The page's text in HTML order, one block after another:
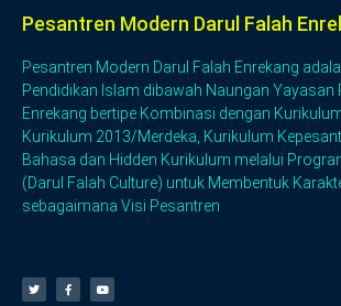
Pesantren Modern Darul Falah
Pesantren Modern Darul Falah Enrekang
Pendidikan Islam dibawah Naungan Yayasan
Enrekang bertipe Kombinasi dengan
Kurikulum 2013/Merdeka, Kurikulum
Bahasa dan Hidden Kurikulum melalui
(Darul Falah Culture) untuk Membentuk
sebagaimana Visi Pesantren